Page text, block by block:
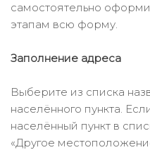
самостоятельно
этапам всю форму.
Заполнение адреса
Выберите из списка
населённого пункта.
населённый пункт в
«Другое